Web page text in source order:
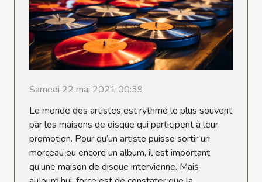
Samedi 22 mai 2021 00:39
Le monde des artistes est rythmé le plus souvent
par les maisons de disque qui participent à leur
promotion. Pour qu’un artiste puisse sortir un
morceau ou encore un album, il est important
qu’une maison de disque intervienne. Mais